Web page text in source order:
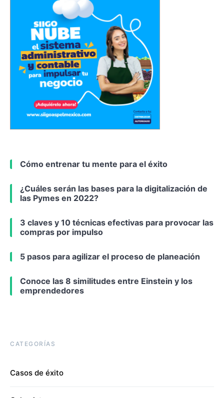
Cómo entrenar tu mente para el éxito
¿Cuáles serán las bases para la digitalización de
las Pymes en 2022?
3 claves y 10 técnicas efectivas para provocar las
compras por impulso
5 pasos para agilizar el proceso de planeación
Conoce las 8 similitudes entre Einstein y los
emprendedores
CATEGORÍAS
Casos de éxito